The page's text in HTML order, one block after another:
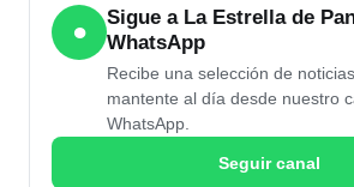
●
Sigue a La Estrella de
WhatsApp
Recibe una selección de
mantente al día desde nuestro
WhatsApp.
Seguir canal